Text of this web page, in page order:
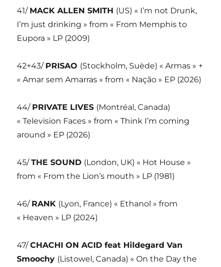
41/ MACK ALLEN SMITH (US) « I’m not Drunk,
I’m just drinking » from « From Memphis to
Eupora » LP (2009)
42+43/ PRISAO (Stockholm, Suède) « Armas » +
« Amar sem Amarras » from « Nação » EP (2026)
44/ PRIVATE LIVES (Montréal, Canada)
« Television Faces » from « Think I’m coming
around » EP (2026)
45/THE SOUND (London, UK) « Hot House »
from « From the Lion’s mouth » LP (1981)
46/ RANK (Lyon, France) « Ethanol » from
« Heaven » LP (2024)
47/CHACHI ON ACID feat Hildegard Van
Smoochy (Listowel, Canada) « On the Day the